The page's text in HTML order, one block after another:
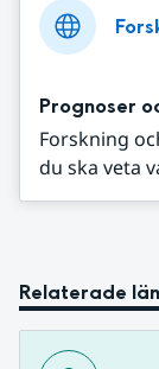
Prognoser
Forskning
du ska veta
Relaterade